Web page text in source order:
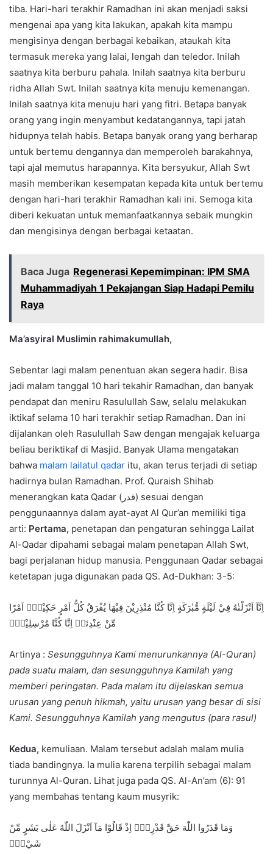
tiba. Hari-hari terakhir Ramadhan ini akan menjadi saksi
mengenai apa yang kita lakukan, apakah kita mampu
mengisinya dengan berbagai kebaikan, ataukah kita
termasuk mereka yang lalai, lengah dan teledor. Inilah
saatnya kita berburu pahala. Inilah saatnya kita berburu
ridha Allah Swt. Inilah saatnya kita menuju kemenangan.
Inilah saatnya kita menuju hari yang fitri. Betapa banyak
orang yang ingin menyambut kedatangannya, tapi jatah
hidupnya telah habis. Betapa banyak orang yang berharap
untuk bertemu dengannya dan memperoleh barakahnya,
tapi ajal memutus harapannya. Kita bersyukur, Allah Swt
masih memberikan kesempatan kepada kita untuk bertemu
dengan hari-hari terakhir Ramadhan kali ini. Semoga kita
diberi kekuatan untuk memanfaatkannya sebaik mungkin
dan mengisinya dengan berbagai ketaatan.
Baca Juga Regenerasi Kepemimpinan: IPM SMA
Muhammadiyah 1 Pekajangan Siap Hadapi Pemilu
Raya
Ma’asyiral Muslimin rahimakumullah,
Sebentar lagi malam penentuan akan segera hadir. Bisa
jadi malam tanggal 10 hari tekahir Ramadhan, dan banyak
pendapat dan meniru Rasulullah Saw, selalu melakukan
iktikaf selama 10 hari terakhir setiap Ramadhan. Dan ini
dijalankan oleh Rasulullah Saw dengan mengajak keluarga
beliau beriktikaf di Masjid. Banyak Ulama mengatakan
bahwa malam lailatul qadar itu, akan terus terjadi di setiap
hadirnya bulan Ramadhan. Prof. Quraish Shihab
menerangkan kata Qadar (قدﺭ) sesuai dengan
penggunaannya dalam ayat-ayat Al Qur’an memiliki tiga
arti: Pertama, penetapan dan pengaturan sehingga Lailat
Al-Qadar dipahami sebagai malam penetapan Allah Swt,
bagi perjalanan hidup manusia. Penggunaan Qadar sebagai
ketetapan juga digunakan pada QS. Ad-Dukhan: 3-5:
اِنَّآ اَنْزَلْنٰهُ فِيْ لَيْلَةٍ مُّبٰرَكَةٍ اِنَّا كُنَّا مُنْذِرِيْنَ فِيْهَا يُفْرَقُ كُلُّ اَمْرٍ حَكِيْمٍۙ اَمْرًا
مِّنْ عِنْدِنَاۗ اِنَّا كُنَّا مُرْسِلِيْنَۖ
Artinya : Sesungguhnya Kami menurunkannya (Al-Quran)
pada suatu malam, dan sesungguhnya Kamilah yang
memberi peringatan. Pada malam itu dijelaskan semua
urusan yang penuh hikmah, yaitu urusan yang besar di sisi
Kami. Sesungguhnya Kamilah yang mengutus (para rasul)
Kedua, kemuliaan. Malam tersebut adalah malam mulia
tiada bandingnya. Ia mulia karena terpilih sebagai malam
turunnya Al-Quran. Lihat juga pada QS. Al-An’am (6): 91
yang membahas tentang kaum musyrik:
وَمَا قَدَرُوا اللّٰهَ حَقَّ قَدْرِهٖٓ اِذْ قَالُوْا مَآ اَنْزَلَ اللّٰهُ عَلٰى بَشَرٍ مِّنْ
شَيْءٍۗ